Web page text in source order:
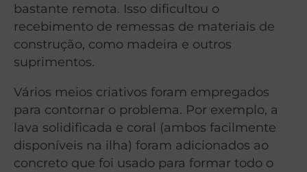
bastante remota. Isso dificultou o
recebimento de remessas de materiais de
construção, como madeira e outros
suprimentos.
Vários meios criativos foram empregados
para contornar o problema. Por exemplo, a
lava solidificada e coral (ambos facilmente
disponíveis na ilha) foram adicionados ao
concreto que foi usado para formar todo o